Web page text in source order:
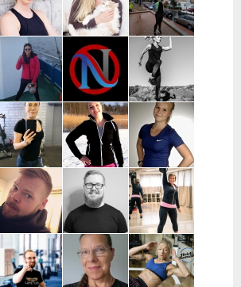
Espoo
Kuopio ja
lähialueet
Pirkanmaa
Jenni Mutka |
Helsinki
Satu Vuorjoki |
Pääkaupunkiseutu
ja Turku
Johanna
Väänänen |
Pääkaupunkiseutu
Mervi
Wennerstrand
| Helsinki,
Ranska
Nooa Närväinen |
Pääkaupunkiseutu
Iina
Taijonlahti |
Helsinki
Essi Malíková
| Tampere
Mari Koponen |
Pääkaupunkiseutu
Lotta
Ahteneva |
Järvenpää ja
lähiseutu
Ville Suur-
Inkeroinen |
Varsinais-
Suomi
Antti
Kjellman |
Oulu
Jenni
Siponen |
Lohja